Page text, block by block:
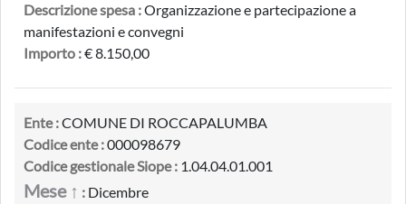
Descrizione spesa :Organizzazione e partecipazione a
manifestazioni e convegni
Importo :€ 8.150,00
Ente :COMUNE DI ROCCAPALUMBA
Codice ente :000098679
Codice gestionale Siope : 1.04.04.01.001
Mese ↑ : Dicembre